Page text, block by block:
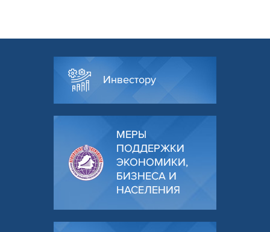
Инвестору
МЕРЫ
ПОДДЕРЖКИ
ЭКОНОМИКИ,
БИЗНЕСА И
НАСЕЛЕНИЯ